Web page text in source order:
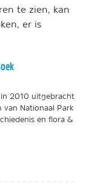
te zien, kan
er is
in 2010 uitgebracht
van Nationaal Park
en flora &